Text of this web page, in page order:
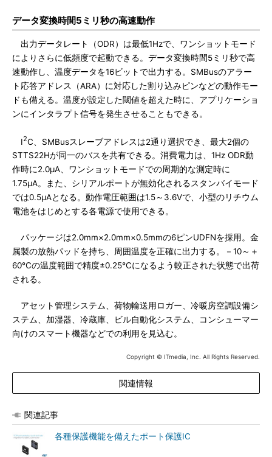
データ変換時間5ミリ秒の高速動作
出力データレート（ODR）は最低1Hzで、ワンショットモード
によりさらに低頻度で起動できる。データ変換時間5ミリ秒で高
速動作し、温度データを16ビットで出力する。SMBusのアラー
ト応答アドレス（ARA）に対応した割り込みピンなどの動作モー
ドも備える。温度が設定した閾値を超えた時に、アプリケーショ
ンにインタラプト信号を発生させることもできる。
I2C、SMBusスレーブアドレスは2通り選択でき、最大2個の
STTS22Hが同一のバスを共有できる。消費電力は、1Hz ODR動
作時に2.0μA、ワンショットモードでの周期的な測定時に
1.75μA。また、シリアルポートが無効化されるスタンバイモード
では0.5μAとなる。動作電圧範囲は1.5～3.6Vで、小型のリチウム
電池をはじめとする各電源で使用できる。
パッケージは2.0mm×2.0mm×0.5mmの6ピンUDFNを採用。金
属製の放熱パッドを持ち、周囲温度を正確に出力する。－10～＋
60℃の温度範囲で精度±0.25℃になるよう較正された状態で出荷
される。
アセット管理システム、荷物輸送用ロガー、冷暖房空調設備シ
ステム、加湿器、冷蔵庫、ビル自動化システム、コンシューマー
向けのスマート機器などでの利用を見込む。
Copyright © ITmedia, Inc. All Rights Reserved.
関連情報
関連記事
各種保護機能を備えたポート保護IC